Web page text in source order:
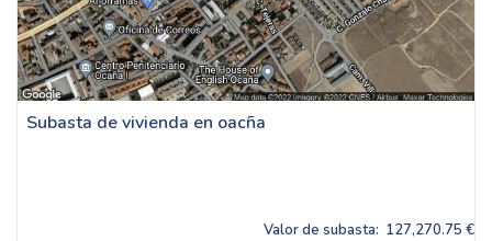
Subasta de vivienda en oacña
Valor de subasta: 127,270.75 €